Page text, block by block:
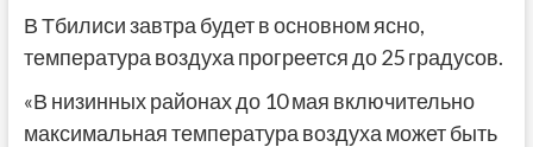
В Тбилиси завтра будет в основном ясно,
температура воздуха прогреется до 25 градусов.
«В низинных районах до 10 мая включительно
максимальная температура воздуха может быть